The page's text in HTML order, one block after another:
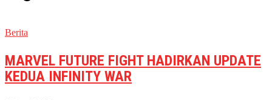
Berita
MARVEL FUTURE FIGHT HADIRKAN UPDATE
KEDUA INFINITY WAR